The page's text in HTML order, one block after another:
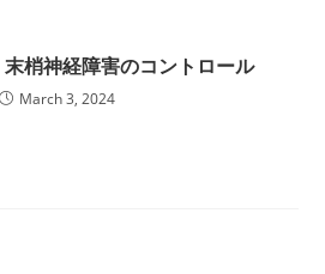
梢神経障害のコントロール
March 3, 2024